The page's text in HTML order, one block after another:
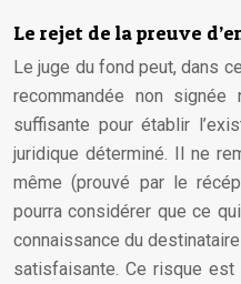
Le rejet de la preuve
Le juge du fond peut, dans
recommandée non
suffisante pour établir
juridique déterminé. Il ne
même (prouvé par le
pourra considérer que ce
connaissance du
satisfaisante. Ce risque